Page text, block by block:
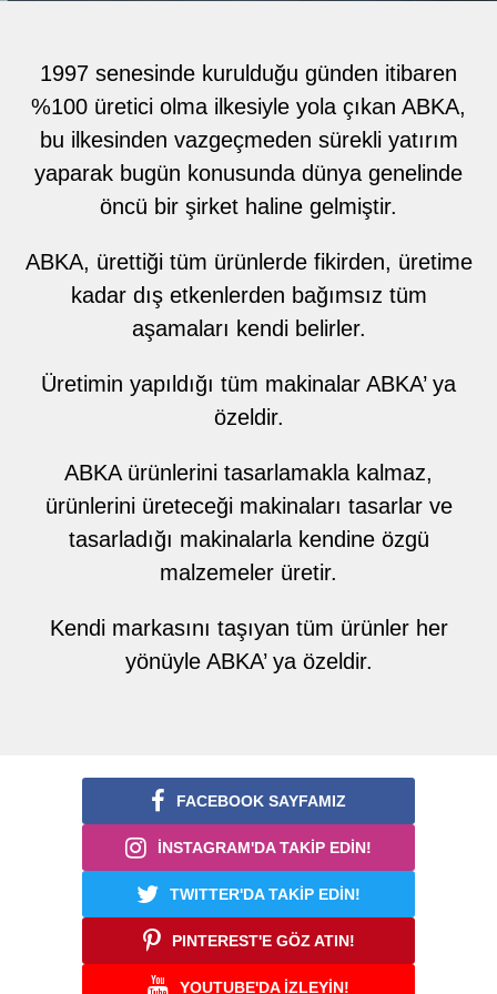
Kalem Kutusu Grubu
1997 senesinde kurulduğu günden itibaren
%100 üretici olma ilkesiyle yola çıkan ABKA,
bu ilkesinden vazgeçmeden sürekli yatırım
yaparak bugün konusunda dünya genelinde
öncü bir şirket haline gelmiştir.
ABKA, ürettiği tüm ürünlerde fikirden, üretime
kadar dış etkenlerden bağımsız tüm
aşamaları kendi belirler.
Üretimin yapıldığı tüm makinalar ABKA’ ya
özeldir.
ABKA ürünlerini tasarlamakla kalmaz,
ürünlerini üreteceği makinaları tasarlar ve
tasarladığı makinalarla kendine özgü
malzemeler üretir.
Kendi markasını taşıyan tüm ürünler her
yönüyle ABKA’ ya özeldir.
FACEBOOK SAYFAMIZ
İNSTAGRAM'DA TAKİP EDİN!
TWITTER'DA TAKİP EDİN!
PINTEREST'E GÖZ ATIN!
YOUTUBE'DA İZLEYİN!